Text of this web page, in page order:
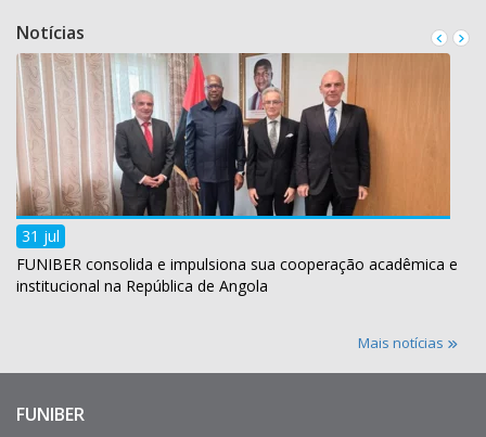
Notícias
31 jul
FUNIBER consolida e impulsiona sua cooperação acadêmica e
institucional na República de Angola
Mais notícias
Enlaces
FUNIBER